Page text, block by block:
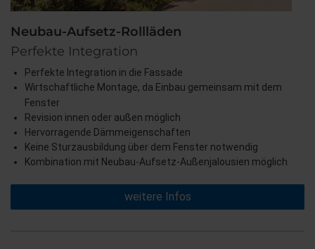
Neubau-Aufsetz-Rollläden
Perfekte Integration
Perfekte Integration in die Fassade
Wirtschaftliche Montage, da Einbau gemeinsam mit dem
Fenster
Revision innen oder außen möglich
Hervorragende Dämmeigenschaften
Keine Sturzausbildung über dem Fenster notwendig
Kombination mit Neubau-Aufsetz-Außenjalousien möglich
weitere Infos